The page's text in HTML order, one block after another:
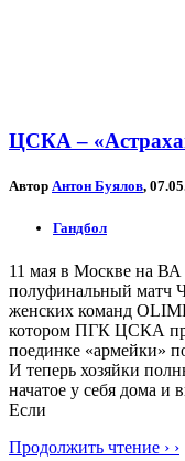
ЦСКА –
Автор Антон Буялов,
Гандбол
11 мая в Москве на
полуфинальный матч
женских команд
котором ПГК ЦСКА
поединке «армейки»
И теперь хозяйки
начатое у себя дома
Если
Продолжить чтение › ›